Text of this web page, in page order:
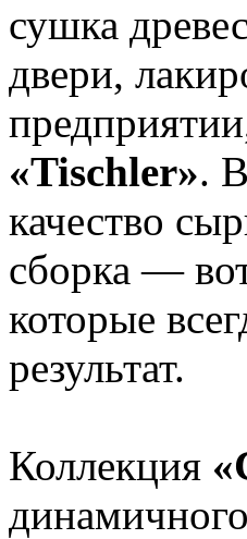
сушка
двери,
«Tischler».
качество
сборка —
которые
результат.
Коллекция